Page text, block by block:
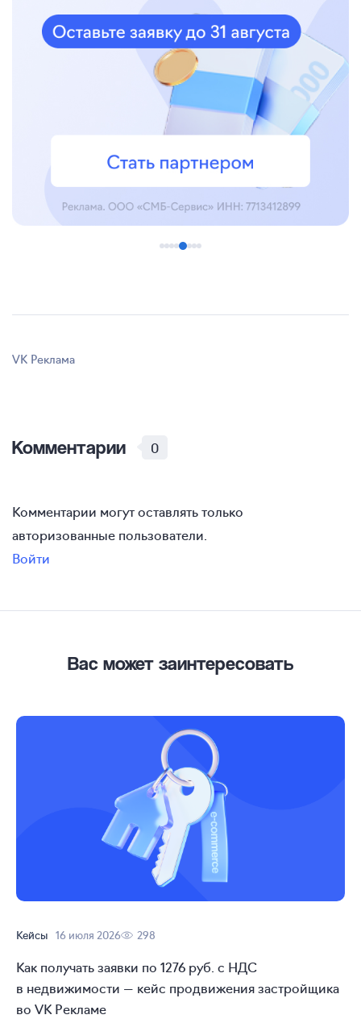
VK Реклама
Комментарии 0
Комментарии могут оставлять только
авторизованные пользователи.
Войти
Вас может заинтересовать
Кейсы 16 июля 2026 298
Как получать заявки по 1276 руб. с НДС
в недвижимости — кейс продвижения застройщика
во VK Рекламе